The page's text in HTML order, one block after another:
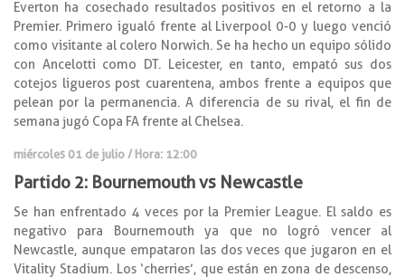
Everton ha cosechado resultados positivos en el retorno a la
Premier. Primero igualó frente al Liverpool 0-0 y luego venció
como visitante al colero Norwich. Se ha hecho un equipo sólido
con Ancelotti como DT. Leicester, en tanto, empató sus dos
cotejos ligueros post cuarentena, ambos frente a equipos que
pelean por la permanencia. A diferencia de su rival, el fin de
semana jugó Copa FA frente al Chelsea.
miércoles 01 de julio / Hora: 12:00
Partido 2: Bournemouth vs Newcastle
Se han enfrentado 4 veces por la Premier League. El saldo es
negativo para Bournemouth ya que no logró vencer al
Newcastle, aunque empataron las dos veces que jugaron en el
Vitality Stadium. Los ‘cherries’, que están en zona de descenso,